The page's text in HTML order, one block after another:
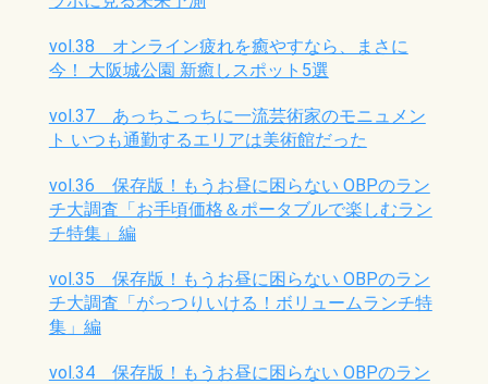
vol.38 オンライン疲れを癒やすなら、まさに
今！ 大阪城公園 新癒しスポット5選
vol.37 あっちこっちに一流芸術家のモニュメン
ト いつも通勤するエリアは美術館だった
vol.36 保存版！もうお昼に困らない OBPのラン
チ大調査「お手頃価格＆ポータブルで楽しむラン
チ特集」編
vol.35 保存版！もうお昼に困らない OBPのラン
チ大調査「がっつりいける！ボリュームランチ特
集」編
vol.34 保存版！もうお昼に困らない OBPのラン